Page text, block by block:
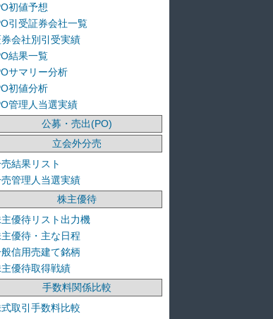
初値予想
引受証券会社一覧
会社別引受実績
結果一覧
サマリー分析
初値分析
管理人当選実績
公募・売出(PO)
立会外分売
結果リスト
管理人当選実績
株主優待
優待リスト出力機
優待・主な日程
信用売建て銘柄
優待取得戦績
手数料関係比較
取引手数料比較